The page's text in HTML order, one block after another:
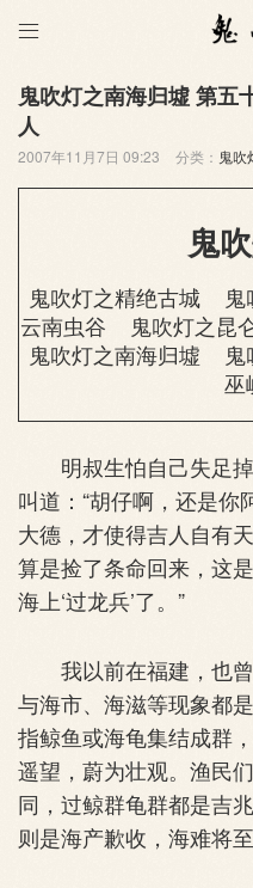

鬼吹灯之南海归墟 第五
人
2007年11月7日 09:23 分类： 鬼吹
鬼
鬼吹灯之精绝古城
云南虫谷
鬼吹灯之昆
鬼吹灯之南海归墟
巫
明叔生怕自己失足掉
叫道：“胡仔啊，还是你
大德，才使得吉人自有
算是捡了条命回来，这
海上‘过龙兵’了。”
我以前在福建，也曾
与海市、海滋等现象都
指鲸鱼或海龟集结成群
遥望，蔚为壮观。渔民
同，过鲸群龟群都是吉
则是海产歉收，海难将